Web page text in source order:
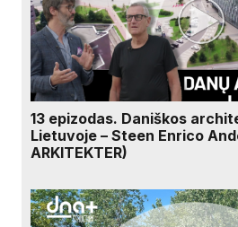
13 epizodas. Daniškos
Lietuvoje – Steen Enrico
ARKITEKTER)